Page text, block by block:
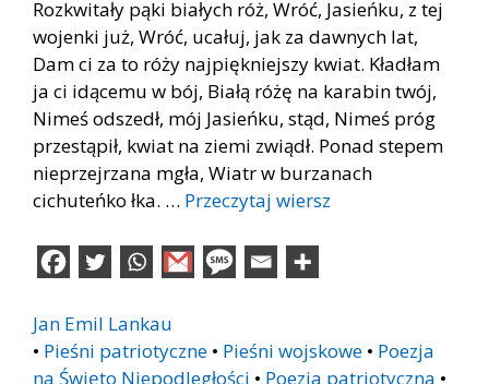
Rozkwitały pąki białych róż, Wróć, Jasieńku, z tej
wojenki już, Wróć, ucałuj, jak za dawnych lat,
Dam ci za to róży najpiękniejszy kwiat. Kładłam
ja ci idącemu w bój, Białą różę na karabin twój,
Nimeś odszedł, mój Jasieńku, stąd, Nimeś próg
przestąpił, kwiat na ziemi zwiądł. Ponad stepem
nieprzejrzana mgła, Wiatr w burzanach
cichuteńko łka. … Przeczytaj wiersz
Jan Emil Lankau
• Pieśni patriotyczne • Pieśni wojskowe • Poezja
na Święto Niepodległości • Poezja patriotyczna •